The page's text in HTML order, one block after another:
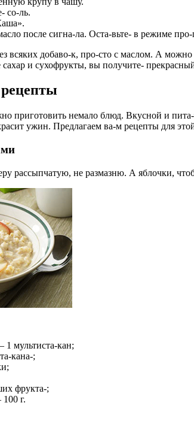
со-ль.
после сигна-ла. Оста-вьте- в режиме
всяких добаво-к, про-сто с маслом. А
и сухофрукты, вы получите-
приготовить немало блюд. Вкусной и пита-
ужин. Предлагаем ва-м рецепты для
рассыпчатую, не размазню. А яблочки,
мультиста-кан;
кана-;
фрукта-;
г.